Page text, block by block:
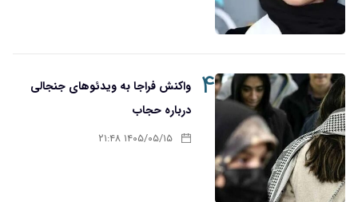
۴
واکنش فراجا به ویدئوهای جنجالی
درباره حجاب
۱۴۰۵/۰۵/۱۵ ۲۱:۴۸